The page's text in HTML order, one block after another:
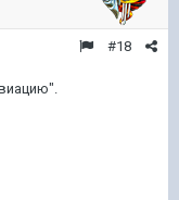
#18